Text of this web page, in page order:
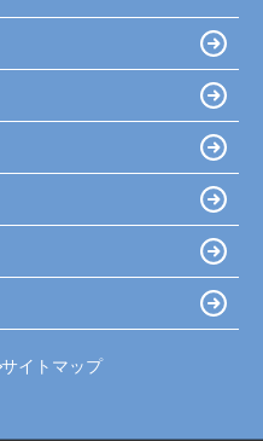
サイトマップ